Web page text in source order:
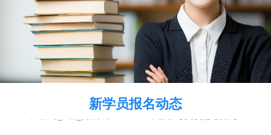
新学员报名动态
2026年8月7号黑龙江陈同学（133****0980）报名: 【手机维修培训班】
2026年8月7号_广东_谭同学（130****2873）报名: 【手机维修培训班】
2026年8月7号_广西_吴同学（187****6906）报名:【手机维修培训班】